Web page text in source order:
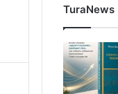
TuraNews